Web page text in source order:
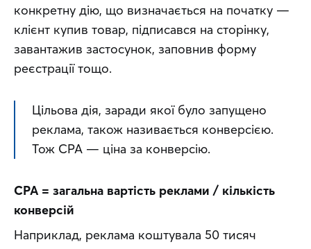
конкретну дію, що визначається на початку —
клієнт купив товар, підписався на сторінку,
завантажив застосунок, заповнив форму
реєстрації тощо.
Цільова дія, заради якої було запущено
реклама, також називається конверсією.
Тож CPA — ціна за конверсію.
CPA = загальна вартість реклами / кількість
конверсій
Наприклад, реклама коштувала 50 тисяч